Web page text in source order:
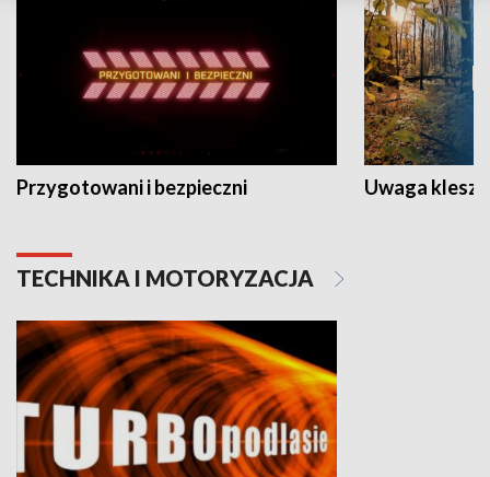
Przygotowani i bezpieczni Uwaga
TECHNIKA I MOTORYZACJA